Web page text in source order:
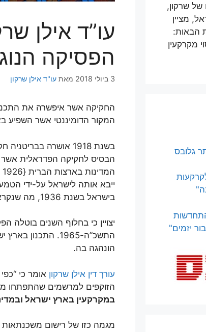
עו”ד אילן
הפסיקה
3 ביולי 2018 מאת עו"ד אילן שרקון
החקיקה אשר איפשרה את
המקור הדומיננטי אשר השפיע
בשנת 1918 אושרה
הבסיס לחקיקה הפדראלית אשר
המדינות בארצות הברית {
ייבא אותה לישראל על-ידי
בישראל בשנת 1936, מה שנקרא בפינו כיום “תכנית בניין עיר”.
יצויין כי בחלוף השנים בוטלה
התשכ”ה-1965.
התכנון בארץ
הונהגה בה.
עורך דין אילן שרקון אומר כי “
הזוקפים למרשמים שהתפתחו
במקרקעין בארץ ישראל
מגמה כזו של רישום
בספרו של שרקון,
מציין
הבאות:
מקרקעין
גלובס
יזמים"